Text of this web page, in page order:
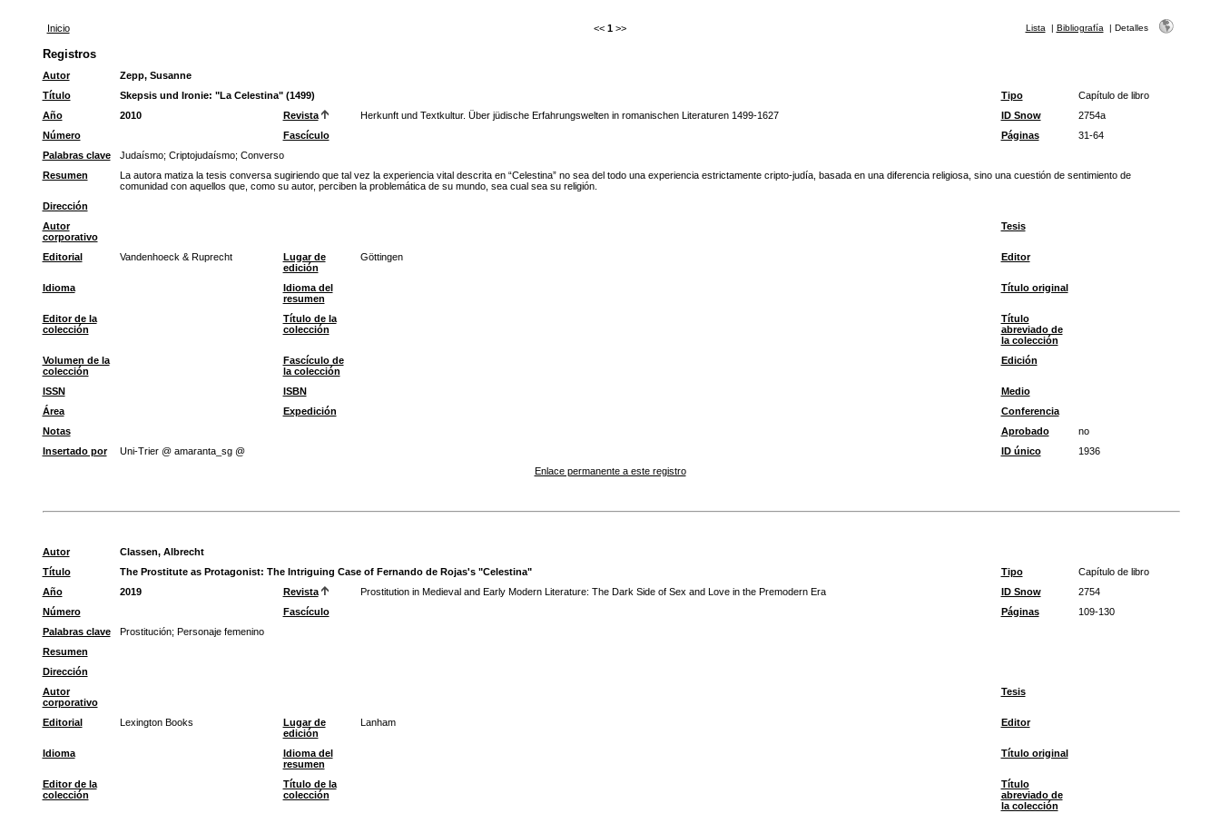
Inicio << 1 >> Lista | Bibliografía | Detalles
Registros
Autor
Zepp, Susanne
Título
Skepsis und Ironie: "La Celestina" (1499) Tipo
Capítulo de libro
Año
2010 Revista Herkunft und Textkultur. Über jüdische Erfahrungswelten in romanischen Literaturen 1499-1627 ID Snow
2754a
Número
Fascículo Páginas
31-64
Palabras clave
Judaísmo; Criptojudaísmo; Converso
Resumen
La autora matiza la tesis conversa sugiriendo que tal vez la experiencia vital descrita en “Celestina” no sea del todo una experiencia estrictamente cripto-judía, basada en una diferencia religiosa, sino una cuestión de sentimiento de
comunidad con aquellos que, como su autor, perciben la problemática de su mundo, sea cual sea su religión.
Dirección
Autor
corporativo
Tesis
Editorial Vandenhoeck & Ruprecht
Lugar de
edición
Göttingen Editor
Idioma
Idioma del
resumen
Título original
Editor de la
colección
Título de la
colección
Título
abreviado de
la colección
Volumen de la
colección
Fascículo de
la colección
Edición
ISSN ISBN
Medio
Área
Expedición
Conferencia
Notas
Aprobado
no
Insertado por
Uni-Trier @ amaranta_sg @ ID único
1936
Enlace permanente a este registro
Autor
Classen, Albrecht
Título
The Prostitute as Protagonist: The Intriguing Case of Fernando de Rojas's "Celestina" Tipo
Capítulo de libro
Año
2019 Revista Prostitution in Medieval and Early Modern Literature: The Dark Side of Sex and Love in the Premodern Era ID Snow
2754
Número
Fascículo Páginas
109-130
Palabras clave
Prostitución; Personaje femenino
Resumen
Dirección
Autor
corporativo
Tesis
Editorial Lexington Books
Lugar de
edición
Lanham Editor
Idioma
Idioma del
resumen
Título original
Editor de la
colección
Título de la
colección
Título
abreviado de
la colección